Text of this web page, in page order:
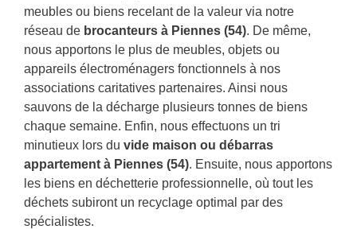
meubles ou biens recelant de la valeur via notre
réseau de brocanteurs à Piennes (54). De même,
nous apportons le plus de meubles, objets ou
appareils électroménagers fonctionnels à nos
associations caritatives partenaires. Ainsi nous
sauvons de la décharge plusieurs tonnes de biens
chaque semaine. Enfin, nous effectuons un tri
minutieux lors du vide maison ou débarras
appartement à Piennes (54). Ensuite, nous apportons
les biens en déchetterie professionnelle, où tout les
déchets subiront un recyclage optimal par des
spécialistes.